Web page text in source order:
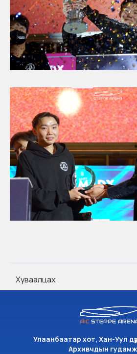
Хуваалцах
Улаанбаатар хот, Хан-Уул
Архивчдын